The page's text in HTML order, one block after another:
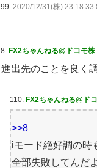
99: 2020/12/31(株)
8: FX2ちゃんねる@ドコモ株
進出先のことを良く
110: FX2ちゃんねる@ド
>>8
iモード絶好調の時
全部失敗してんだ